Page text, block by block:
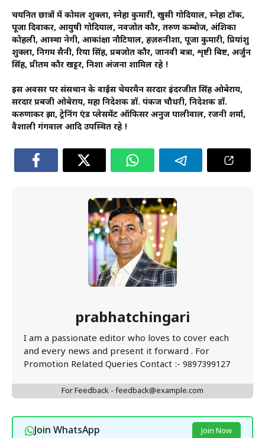
चयनित छात्रों में कोमल शुक्ला, स्नेहा कुमारी, खुसी गोदियाल, स्नेहा टोंक,
पूजा दिवाकर, आयुषी गोदियाल, नवजोत कौर, तरुण कम्बोज, अंशिका
कोहली, आस्था नेगी, आकांक्षा नौटियाल, हज़रुनीशा, पूजा कुमारी, प्रियांशु
शुक्ला, निगम सैनी, रिया सिंह, प्रबजोत कौर, जानवी बत्रा, शृष्टी बिष्ट, अर्जुन
सिंह, प्रीतम कौर खट्टर, निशा अंजना शामिल रहे !
इस अवसर पर संसथान के वाईस चेयरमैन सरदार इंदरजीत सिंह ओबेराय,
सरदार प्रबजी ओबेराय, महा निदेशक डॉ. पंकज चौधरी, निदेशक डॉ.
करुणाकर झा, ट्रेनिंग एंड प्लेसमेंट ऑफिसर अनुज पालीवाल, रजनी शर्मा,
वैशाली गंगवाल आदि उपस्थित रहे !
prabhatchingari
I am a passionate editor who loves to cover each
and every news and present it forward . For
Promotion Related Queries Contact :- 9897399127
For Feedback - feedback@example.com
Join WhatsApp Join Now